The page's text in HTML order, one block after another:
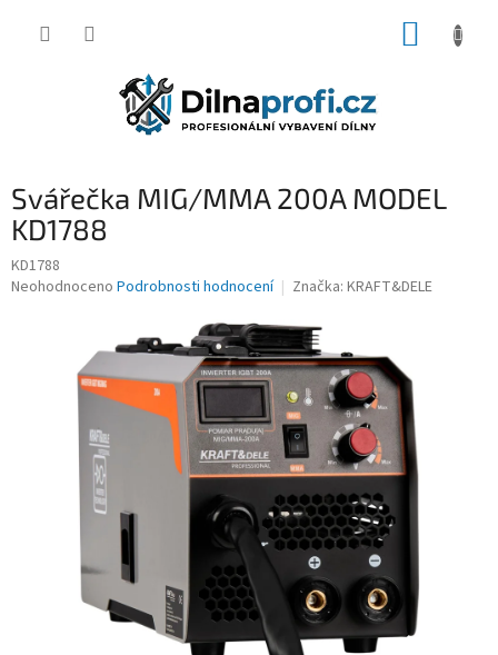
Svářečka MIG/MMA 200A MODEL
KD1788
KD1788
Průměrné
Neohodnoceno Podrobnosti hodnocení Značka: KRAFT&DELE